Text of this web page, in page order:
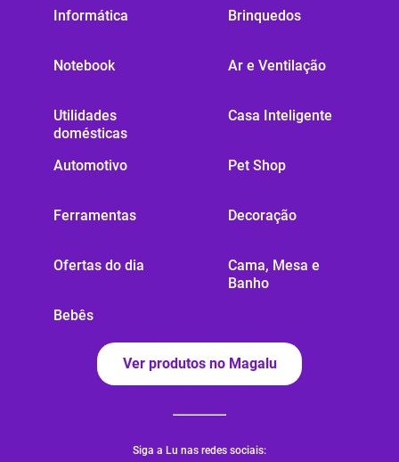
Informática
Notebook
Utilidades
domésticas
Automotivo
Ferramentas
Ofertas do dia
Bebês
Brinquedos
Ar e Ventilação
Casa Inteligente
Pet Shop
Decoração
Cama, Mesa e
Banho
Ver produtos no Magalu
Siga a Lu nas redes sociais: